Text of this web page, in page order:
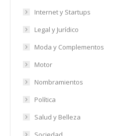
Internet y Startups
Legal y Jurídico
Moda y Complementos
Motor
Nombramientos
Política
Salud y Belleza